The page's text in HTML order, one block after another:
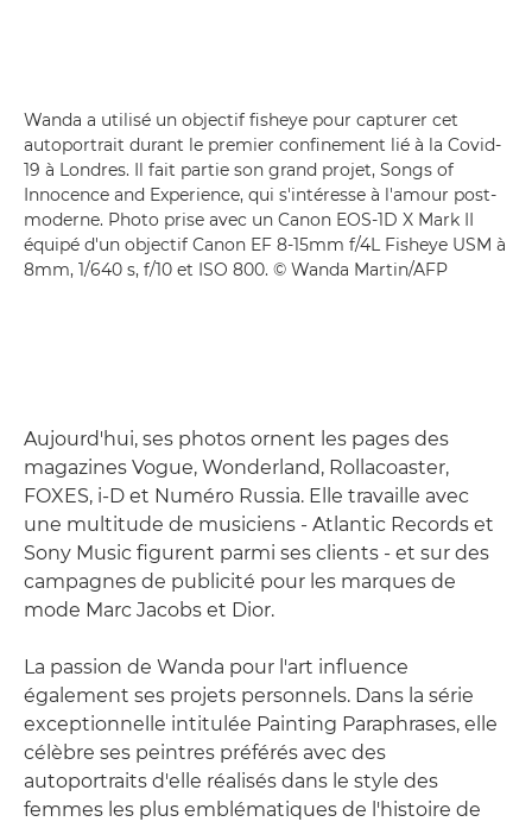
Wanda a utilisé un objectif fisheye pour capturer cet
autoportrait durant le premier confinement lié à la Covid-
19 à Londres. Il fait partie son grand projet, Songs of
Innocence and Experience, qui s'intéresse à l'amour post-
moderne. Photo prise avec un Canon EOS-1D X Mark II
équipé d'un objectif Canon EF 8-15mm f/4L Fisheye USM à
8mm, 1/640 s, f/10 et ISO 800. © Wanda Martin/AFP
Aujourd'hui, ses photos ornent les pages des
magazines Vogue, Wonderland, Rollacoaster,
FOXES, i-D et Numéro Russia. Elle travaille avec
une multitude de musiciens - Atlantic Records et
Sony Music figurent parmi ses clients - et sur des
campagnes de publicité pour les marques de
mode Marc Jacobs et Dior.
La passion de Wanda pour l'art influence
également ses projets personnels. Dans la série
exceptionnelle intitulée Painting Paraphrases, elle
célèbre ses peintres préférés avec des
autoportraits d'elle réalisés dans le style des
femmes les plus emblématiques de l'histoire de